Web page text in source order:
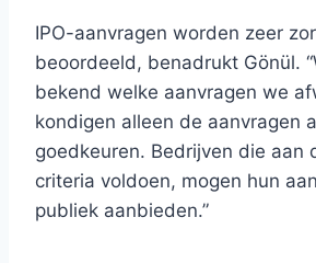
IPO-aanvragen worden zeer
beoordeeld, benadrukt Gönül.
bekend welke aanvragen we
kondigen alleen de aanvragen
goedkeuren. Bedrijven die aan
criteria voldoen, mogen hun
publiek aanbieden.”